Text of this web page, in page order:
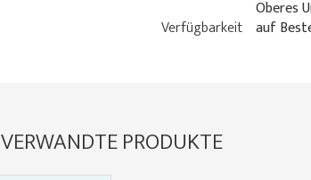
Oberes
Verfügbarkeit auf
VERWANDTE PRODUKTE